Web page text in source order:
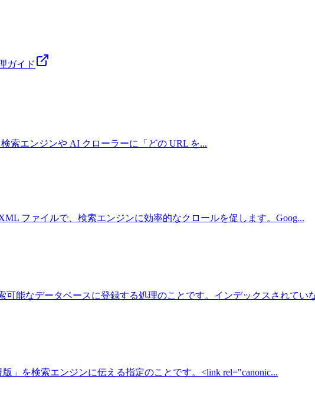
ガイド
索エンジンや AI クローラーに「どの URL を...
ファイルで、検索エンジンに効率的なクロールを促します。Goog...
能なデータベースに登録する処理のことです。インデックスされてい
」を検索エンジンに伝える指定のことです。<link rel="canonic...